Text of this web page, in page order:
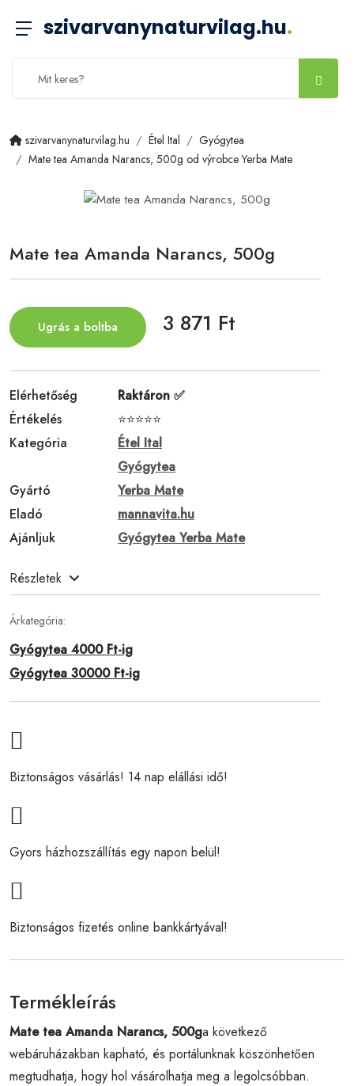
szivarvanynaturvilag.hu.
szivarvanynaturvilag.hu Étel Ital
Gyógytea
Mate tea Amanda Narancs, 500g od výrobce Yerba Mate
Mate tea Amanda Narancs, 500g
Ugrás a boltba 3 871 Ft
Elérhetőség
Raktáron ✅
Értékelés
⭐⭐⭐⭐⭐
Kategória
Étel Ital
Gyógytea
Gyártó
Yerba Mate
Eladó
mannavita.hu
Ajánljuk
Gyógytea Yerba Mate
Részletek
Árkategória:
Gyógytea 4000 Ft-ig
Gyógytea 30000 Ft-ig
Biztonságos vásárlás! 14 nap elállási idő!
Gyors házhozszállítás egy napon belül!
Biztonságos fizetés online bankkártyával!
Termékleírás
Mate tea Amanda Narancs, 500ga következő
webáruházakban kapható, és portálunknak köszönhetően
megtudhatja, hogy hol vásárolhatja meg a legolcsóbban.